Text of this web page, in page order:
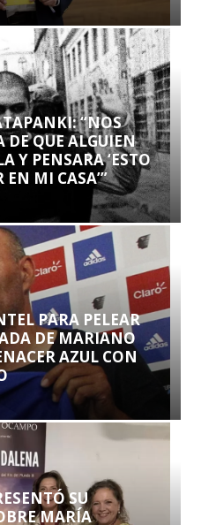
“NOS
DE QUE ALGUIEN
Y PENSARA ‘ESTO
EN MI CASA’”
PARA PELEAR
DE MARIANO
AZUL CON
SU
MARÍA